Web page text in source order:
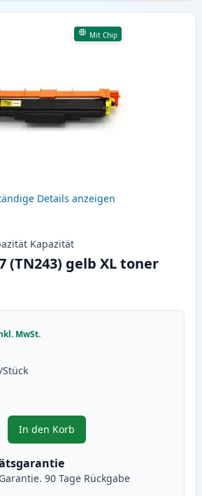
Mit Chip
Details anzeigen
Kapazität
(TN243) gelb XL toner
MwSt.
/Stück
Tasten, um anzupassen
In den Korb
, Brother TN247 (TN243) gelb XL
90 Tage Rückgabe